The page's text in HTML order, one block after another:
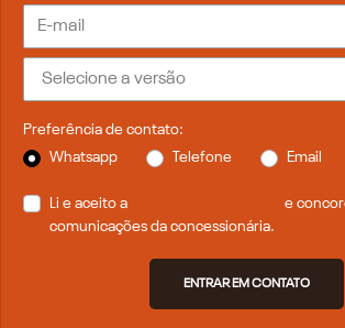
Preferência de contato:
Whatsapp
Telefone Email
Li e aceito a
e
comunicações da concessionária.
ENTRAR EM CONTATO